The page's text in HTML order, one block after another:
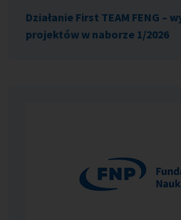
Działanie First TEAM FENG –
projektów w naborze 1/2026